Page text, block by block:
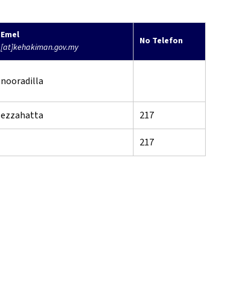
Emel
[at]kehakiman.gov.my
No Telefon
nooradilla
ezzahatta 217
217